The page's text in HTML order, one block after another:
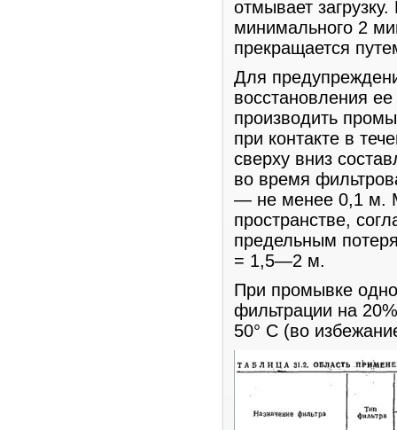
отмывает
минимального 2
прекращается
Для
восстановления
производить
при контакте в
сверху вниз
во время
— не менее 0,1 м.
пространстве,
предельным
= 1,5—2 м.
При промывке
фильтрации на
50° С (во